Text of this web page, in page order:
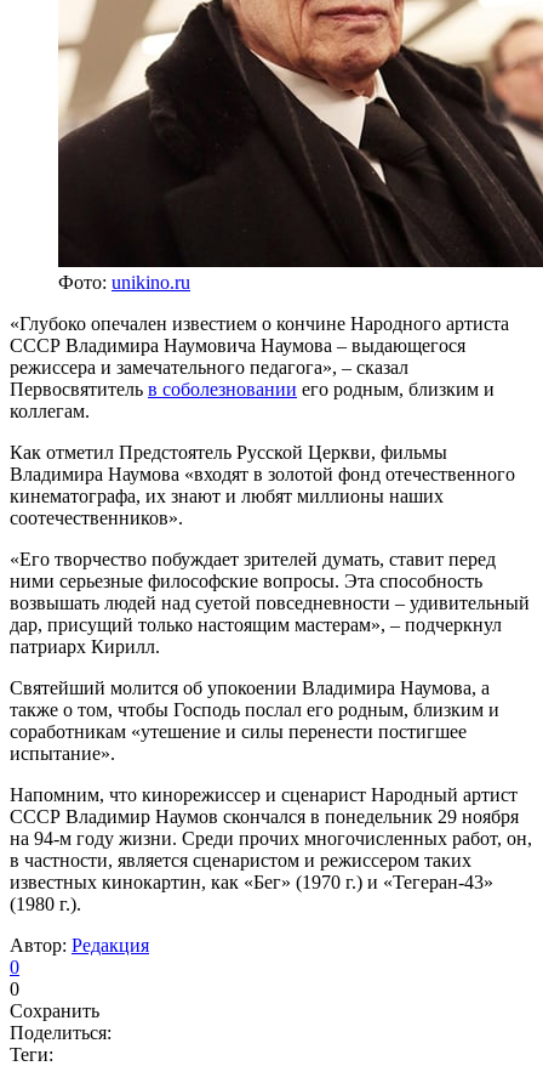
Фото: unikino.ru
«Глубоко опечален известием о кончине Народного артиста
СССР Владимира Наумовича Наумова – выдающегося
режиссера и замечательного педагога», – сказал
Первосвятитель в соболезновании его родным, близким и
коллегам.
Как отметил Предстоятель Русской Церкви, фильмы
Владимира Наумова «входят в золотой фонд отечественного
кинематографа, их знают и любят миллионы наших
соотечественников».
«Его творчество побуждает зрителей думать, ставит перед
ними серьезные философские вопросы. Эта способность
возвышать людей над суетой повседневности – удивительный
дар, присущий только настоящим мастерам», – подчеркнул
патриарх Кирилл.
Святейший молится об упокоении Владимира Наумова, а
также о том, чтобы Господь послал его родным, близким и
соработникам «утешение и силы перенести постигшее
испытание».
Напомним, что кинорежиссер и сценарист Народный артист
СССР Владимир Наумов скончался в понедельник 29 ноября
на 94-м году жизни. Среди прочих многочисленных работ, он,
в частности, является сценаристом и режиссером таких
известных кинокартин, как «Бег» (1970 г.) и «Тегеран-43»
(1980 г.).
Автор: Редакция
0
0
Сохранить
Поделиться:
Теги: